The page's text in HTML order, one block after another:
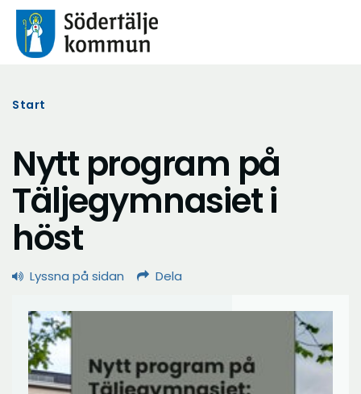
Start
Nytt program på
Täljegymnasiet i
höst
Lyssna på sidan Dela